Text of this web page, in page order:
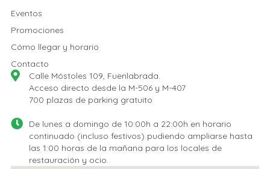
Eventos
Promociones
Cómo llegar y horario
Contacto
Calle Móstoles 109, Fuenlabrada.
Acceso directo desde la M-506 y M-407
700 plazas de parking gratuito
De lunes a domingo de 10:00h a 22:00h en horario
continuado (incluso festivos) pudiendo ampliarse hasta
las 1:00 horas de la mañana para los locales de
restauración y ocio.